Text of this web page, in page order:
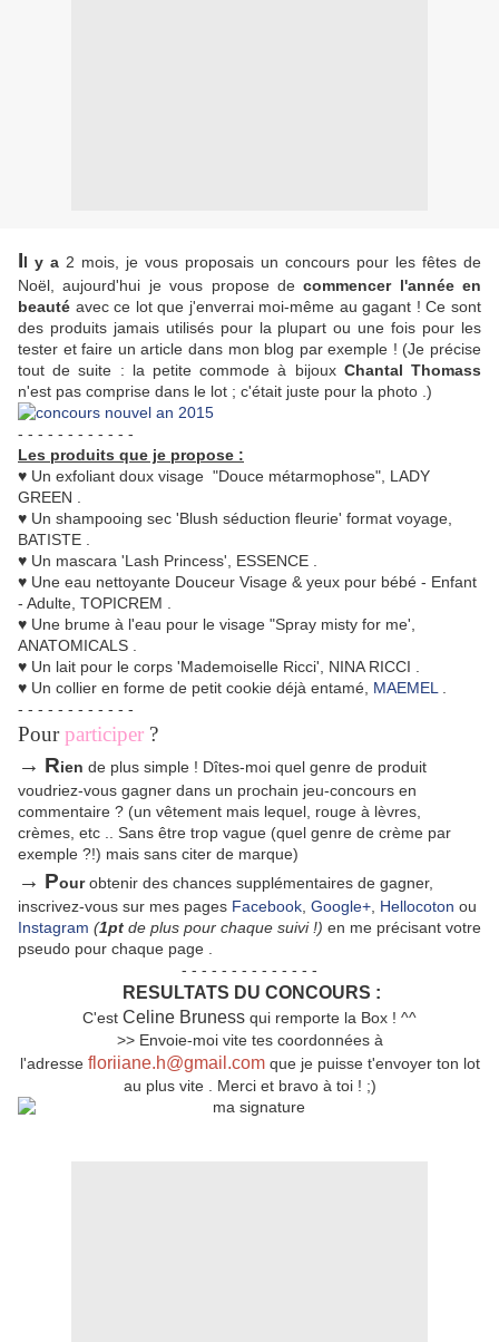
Il y a 2 mois, je vous proposais un concours pour les fêtes de
Noël, aujourd'hui je vous propose decommencer l'année en
beauté avec ce lot que j'enverrai moi-même au gagant ! Ce sont
des produits jamais utilisés pour la plupart ou une fois pour les
tester et faire un article dans mon blog par exemple ! (Je précise
tout de suite : la petite commode à bijoux Chantal Thomass
n'est pas comprise dans le lot ; c'était juste pour la photo .)
- - - - - - - - - - - -
Les produits que je propose :
♥ Un exfoliant doux visage "Douce métarmophose", LADY
GREEN .
♥ Un shampooing sec 'Blush séduction fleurie' format voyage,
BATISTE .
♥ Un mascara 'Lash Princess', ESSENCE .
♥ Une eau nettoyante Douceur Visage & yeux pour bébé - Enfant
- Adulte, TOPICREM .
♥ Une brume à l'eau pour le visage "Spray misty for me',
ANATOMICALS .
♥ Un lait pour le corps 'Mademoiselle Ricci', NINA RICCI .
♥ Un collier en forme de petit cookie déjà entamé, MAEMEL
- - - - - - - - - - - -
Pourparticiper ?
→ Rien de plus simple ! Dîtes-moi quel genre de produit
voudriez-vous gagner dans un prochain jeu-concours en
commentaire ? (un vêtement mais lequel, rouge à lèvres,
crèmes, etc .. Sans être trop vague (quel genre de crème par
exemple ?!) mais sans citer de marque)
→ Pourobtenir des chances supplémentaires de gagner,
inscrivez-vous sur mes pages Facebook Google+ Hellocoton ou
Instagram (1pt de plus pour chaque suivi !) en me précisant votre
pseudo pour chaque page .
- - - - - - - - - - - - - -
RESULTATS DU CONCOURS :
C'est Celine Bruness qui remporte la Box ! ^^
>> Envoie-moi vite tes coordonnées à
l'adresse floriiane.h@gmail.comque je puisse t'envoyer ton lot
au plus vite . Merci et bravo à toi ! ;)